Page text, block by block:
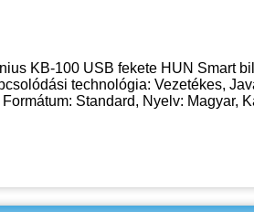
KB-100 USB fekete HUN Smart
technológia: Vezetékes,
Formátum: Standard, Nyelv: Magyar,